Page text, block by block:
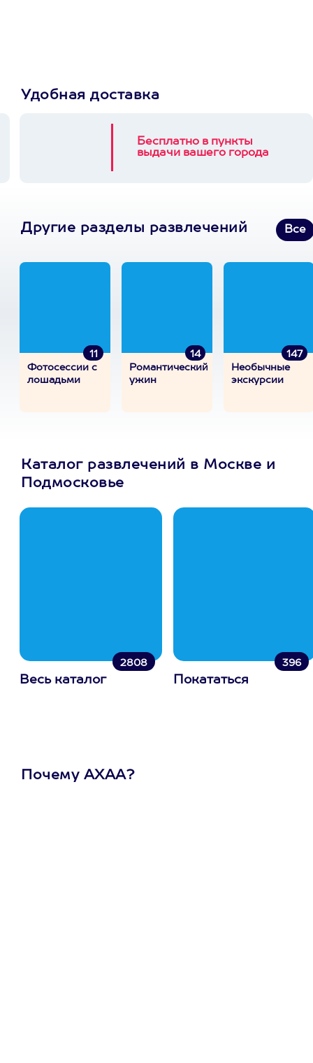
Удобная доставка
Бесплатно в пункты
выдачи вашего города
Другие разделы развлечений Все
11
Фотосессии с
лошадьми
14
Романтический
ужин
147
Необычные
экскурсии
Каталог развлечений в Москве и
Подмосковье
2808
Весь каталог
396
Покататься
Почему АХАА?